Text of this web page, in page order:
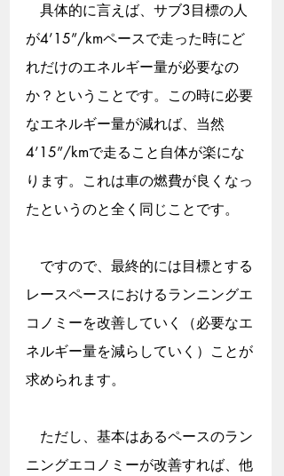
具体的に言えば、サブ3目標の人
が4’15”/kmペースで走った時にど
れだけのエネルギー量が必要なの
か？ということです。この時に必要
なエネルギー量が減れば、当然
4’15”/kmで走ること自体が楽にな
ります。これは車の燃費が良くなっ
たというのと全く同じことです。
ですので、最終的には目標とする
レースペースにおけるランニングエ
コノミーを改善していく（必要なエ
ネルギー量を減らしていく）ことが
求められます。
ただし、基本はあるペースのラン
ニングエコノミーが改善すれば、他